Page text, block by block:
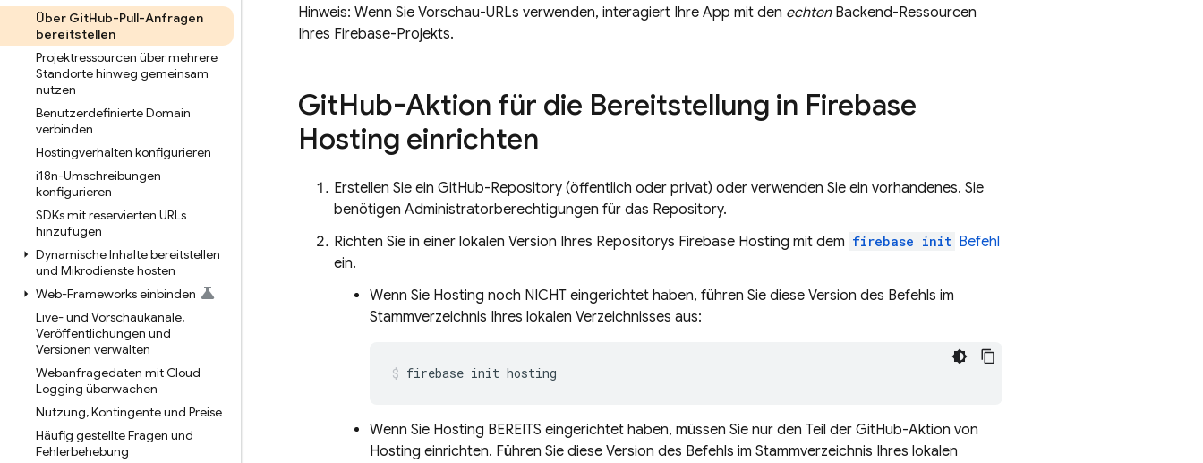
Über GitHub-Pull-Anfragen
bereitstellen
Projektressourcen über mehrere
Standorte hinweg gemeinsam
nutzen
Benutzerdefinierte Domain
verbinden
Hostingverhalten konfigurieren
i18n-Umschreibungen
konfigurieren
SDKs mit reservierten URLs
hinzufügen
Dynamische Inhalte bereitstellen
und Mikrodienste hosten
Web-Frameworks einbinden
Live- und Vorschaukanäle,
Veröffentlichungen und
Versionen verwalten
Webanfragedaten mit Cloud
Logging überwachen
Nutzung,Kontingente und Preise
Häufig gestellte Fragen und
Fehlerbehebung
Hinweis: Wenn Sie Vorschau-URLs verwenden, interagiert Ihre App mit den echtenBackend-Ressourcen
Ihres Firebase-Projekts.
GitHub-Aktion für die Bereitstellung in Firebase
Hosting einrichten
Erstellen Sie ein GitHub-Repository (öffentlich oder privat) oder verwenden Sie ein vorhandenes. Sie
benötigen Administratorberechtigungen für das Repository.
Richten Sie in einer lokalen Version Ihres Repositorys Firebase Hosting mit dem firebase init Befehl
ein.
Wenn Sie Hosting noch NICHT eingerichtet haben, führen Sie diese Version des Befehls im
Stammverzeichnis Ihres lokalen Verzeichnisses aus:
firebase init hosting
Wenn Sie Hosting BEREITS eingerichtet haben, müssen Sie nur den Teil der GitHub-Aktion von
Hosting einrichten. Führen Sie diese Version des Befehls im Stammverzeichnis Ihres lokalen